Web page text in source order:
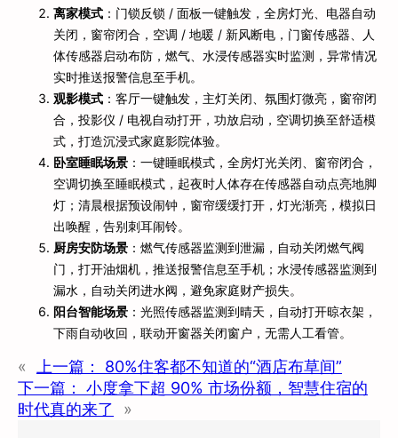
离家模式 ：门锁反锁 / 面板一键触发，全房灯光、电器自动
关闭，窗帘闭合，空调 / 地暖 / 新风断电，门窗传感器、人
体传感器启动布防，燃气、水浸传感器实时监测，异常情况
实时推送报警信息至手机。
观影模式 ：客厅一键触发，主灯关闭、氛围灯微亮，窗帘闭
合，投影仪 / 电视自动打开，功放启动，空调切换至舒适模
式，打造沉浸式家庭影院体验。
卧室睡眠场景 ：一键睡眠模式，全房灯光关闭、窗帘闭合，
空调切换至睡眠模式，起夜时人体存在传感器自动点亮地脚
灯；清晨根据预设闹钟，窗帘缓缓打开，灯光渐亮，模拟日
出唤醒，告别刺耳闹铃。
厨房安防场景 ：燃气传感器监测到泄漏，自动关闭燃气阀
门，打开油烟机，推送报警信息至手机；水浸传感器监测到
漏水，自动关闭进水阀，避免家庭财产损失。
阳台智能场景 ：光照传感器监测到晴天，自动打开晾衣架，
下雨自动收回，联动开窗器关闭窗户，无需人工看管。
« 上一篇：
80%住客都不知道的“酒店布草间”
下一篇：
小度拿下超 90% 市场份额，智慧住宿的
时代真的来了
»